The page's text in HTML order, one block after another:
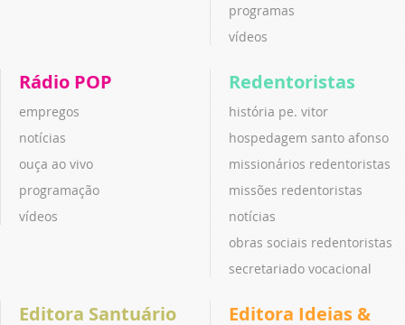
programas
vídeos
Rádio POP
empregos
notícias
ouça ao vivo
programação
vídeos
Redentoristas
história pe. vitor
hospedagem santo afonso
missionários redentoristas
missões redentoristas
notícias
obras sociais redentoristas
secretariado vocacional
Editora Santuário
Editora Ideias &